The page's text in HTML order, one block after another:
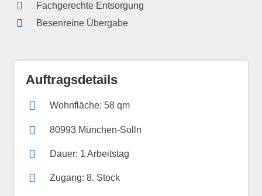
Fachgerechte Entsorgung
Besenreine Übergabe
Auftragsdetails
Wohnfläche: 58 qm
80993 München-Solln
Dauer: 1 Arbeitstag
Zugang: 8. Stock